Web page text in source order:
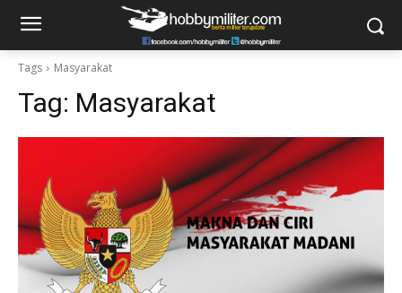
Tags Masyarakat
Tag: Masyarakat